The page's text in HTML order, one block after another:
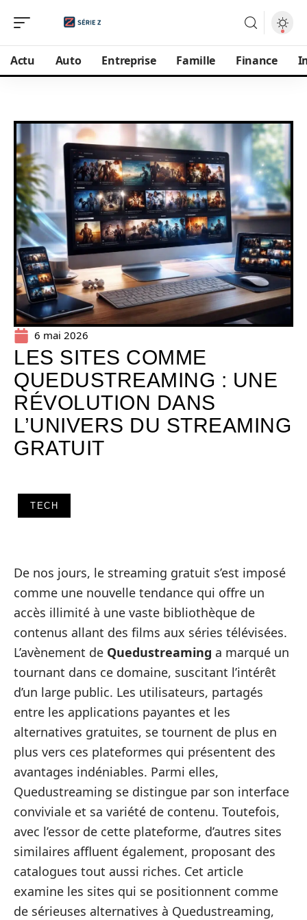
Actu Auto Entreprise Famille Finance
6 mai 2026
LES SITES COMME
QUEDUSTREAMING : UNE
RÉVOLUTION DANS
L’UNIVERS DU STREAMING
GRATUIT
TECH
De nos jours, le streaming gratuit s’est imposé
comme une nouvelle tendance qui offre un
accès illimité à une vaste bibliothèque de
contenus allant des films aux séries télévisées.
L’avènement de Quedustreaming a marqué un
tournant dans ce domaine, suscitant l’intérêt
d’un large public. Les utilisateurs, partagés
entre les applications payantes et les
alternatives gratuites, se tournent de plus en
plus vers ces plateformes qui présentent des
avantages indéniables. Parmi elles,
Quedustreaming se distingue par son interface
conviviale et sa variété de contenu. Toutefois,
avec l’essor de cette plateforme, d’autres sites
similaires affluent également, proposant des
catalogues tout aussi riches. Cet article
examine les sites qui se positionnent comme
de sérieuses alternatives à Quedustreaming,